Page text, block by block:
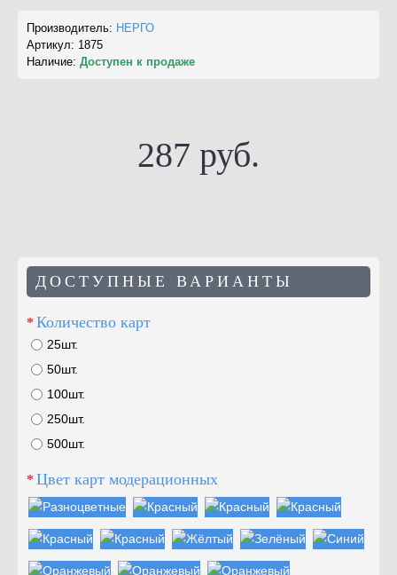
Производитель: НЕРГО
Артикул: 1875
Наличие: Доступен к продаже
287 руб.
ДОСТУПНЫЕ ВАРИАНТЫ
Количество карт
25шт.
50шт.
100шт.
250шт.
500шт.
Цвет карт модерационных